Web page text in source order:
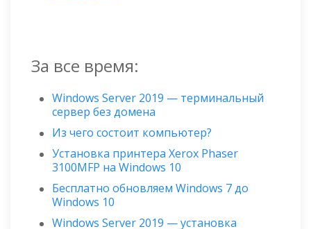
За все время:
Windows Server 2019 — терминальный
сервер без домена
Из чего состоит компьютер?
Установка принтера Xerox Phaser
3100MFP на Windows 10
Бесплатно обновляем Windows 7 до
Windows 10
Windows Server 2019 — установка